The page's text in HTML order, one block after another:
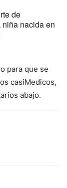
de
nacida en
para que se
casiMedicos,
abajo.